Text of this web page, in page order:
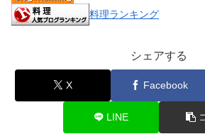
料理ランキング
シェアする
X Facebook
LINE